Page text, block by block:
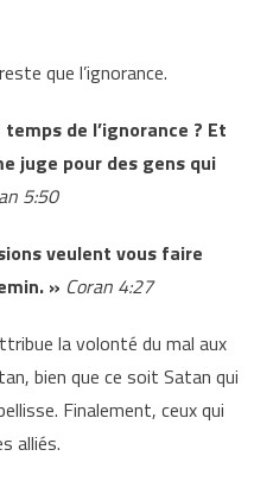
que l’ignorance.
de l’ignorance ? Et
juge pour des gens qui
5:50
veulent vous faire
» Coran 4:27
la volonté du mal aux
bien que ce soit Satan qui
Finalement, ceux qui
alliés.